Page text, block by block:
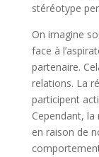
stéréotype
On imagine
face à
partenaire.
relations. La
participent
Cependant,
en raison de